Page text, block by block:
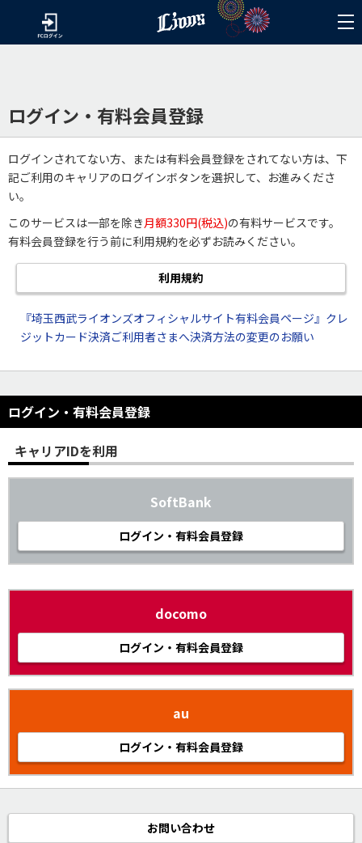
ログイン・有料会員登録
ログインされてない方、または有料会員登録をされてない方は、下
記ご利用のキャリアのログインボタンを選択して、お進みくださ
い。
このサービスは一部を除き月額330円(税込)の有料サービスです。
有料会員登録を行う前に利用規約を必ずお読みください。
利用規約
『埼玉西武ライオンズオフィシャルサイト有料会員ページ』クレ
ジットカード決済ご利用者さまへ決済方法の変更のお願い
ログイン・有料会員登録
キャリアIDを利用
SoftBank
ログイン・有料会員登録
docomo
ログイン・有料会員登録
au
ログイン・有料会員登録
お問い合わせ